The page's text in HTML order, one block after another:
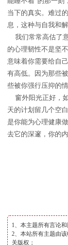
当下的真实。难过
息，这种与自我和
我们常常高估了
的心理韧性不是坚
意味着你需要给自
有高低。因为那些
些被你强行压抑的
窗外阳光正好，
天的计划留几个空
是你能为心理健康
去它的深邃，你的内
1、本主题所有言论
2、本站所有主题由
关版权；